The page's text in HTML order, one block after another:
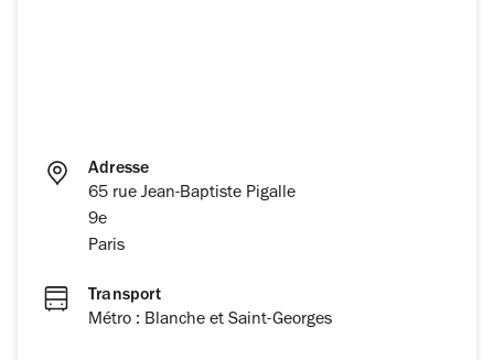
Adresse
65 rue Jean-Baptiste Pigalle
9e
Paris
Transport
Métro : Blanche et Saint-Georges